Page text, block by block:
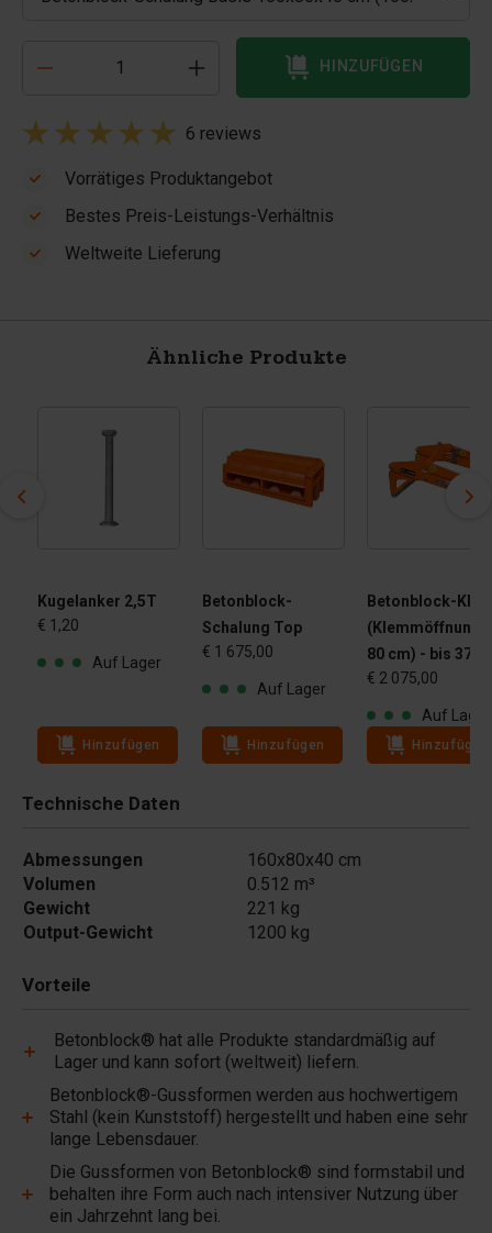
HINZUFÜGEN
6 reviews
Vorrätiges Produktangebot
Bestes Preis-Leistungs-Verhältnis
Weltweite Lieferung
Ähnliche Produkte
Kugelanker 2,5T
€ 1,20
Auf Lager
Hinzufügen
Betonblock-
Schalung Top
€ 1 675,00
Auf Lager
Hinzufügen
Betonblock-
(Klemmöffnung
80 cm) - bis
€ 2 075,00
Auf Lager
Hinzufügen
Technische Daten
Abmessungen
160x80x40 cm
Volumen
0.512 m³
Gewicht
221 kg
Output-Gewicht
1200 kg
Vorteile
Betonblock® hat alle Produkte standardmäßig auf
Lager und kann sofort (weltweit) liefern.
Betonblock®-Gussformen werden aus hochwertigem
Stahl (kein Kunststoff) hergestellt und haben eine sehr
lange Lebensdauer.
Die Gussformen von Betonblock® sind formstabil und
behalten ihre Form auch nach intensiver Nutzung über
ein Jahrzehnt lang bei.